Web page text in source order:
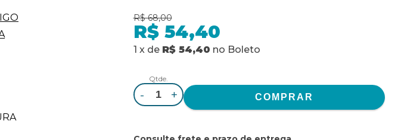
R$ 68,00
R$ 54,40
1 x de R$ 54,40 no Boleto
Qtde.
- +